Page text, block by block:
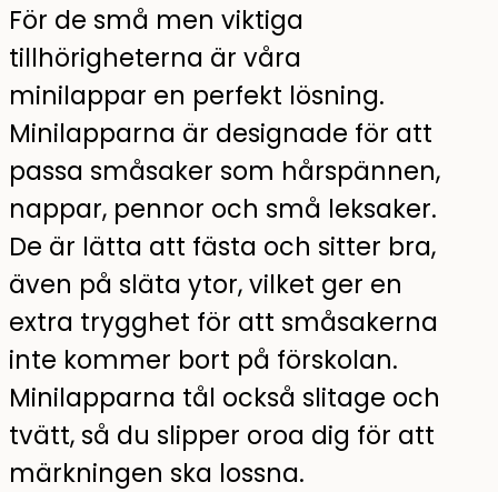
För de små men viktiga
tillhörigheterna är våra
minilappar en perfekt lösning.
Minilapparna är designade för att
passa småsaker som hårspännen,
nappar, pennor och små leksaker.
De är lätta att fästa och sitter bra,
även på släta ytor, vilket ger en
extra trygghet för att småsakerna
inte kommer bort på förskolan.
Minilapparna tål också slitage och
tvätt, så du slipper oroa dig för att
märkningen ska lossna.